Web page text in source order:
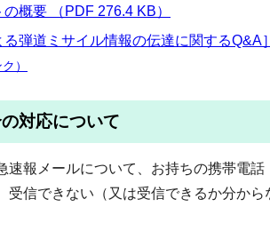
概要 （PDF 276.4 KB）
る弾道ミサイル情報の伝達に関する
）
対応について
報メールについて、お持ちの携帯電話
受信できない（又は受信できるか分か